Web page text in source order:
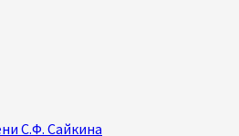
С.Ф. Сайкина